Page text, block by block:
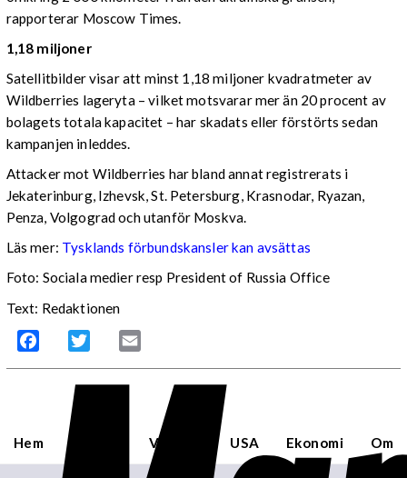
rapporterar Moscow Times.
1,18 miljoner
Satellitbilder visar att minst 1,18 miljoner kvadratmeter av
Wildberries lageryta – vilket motsvarar mer än 20 procent av
bolagets totala kapacitet – har skadats eller förstörts sedan
kampanjen inleddes.
Attacker mot Wildberries har bland annat registrerats i
Jekaterinburg, Izhevsk, St. Petersburg, Krasnodar, Ryazan,
Penza, Volgograd och utanför Moskva.
Läs mer: Tysklands förbundskansler kan avsättas
Foto: Sociala medier resp President of Russia Office
Text: Redaktionen
Facebook Twitter
Hem Världen USA Ekonomi Om